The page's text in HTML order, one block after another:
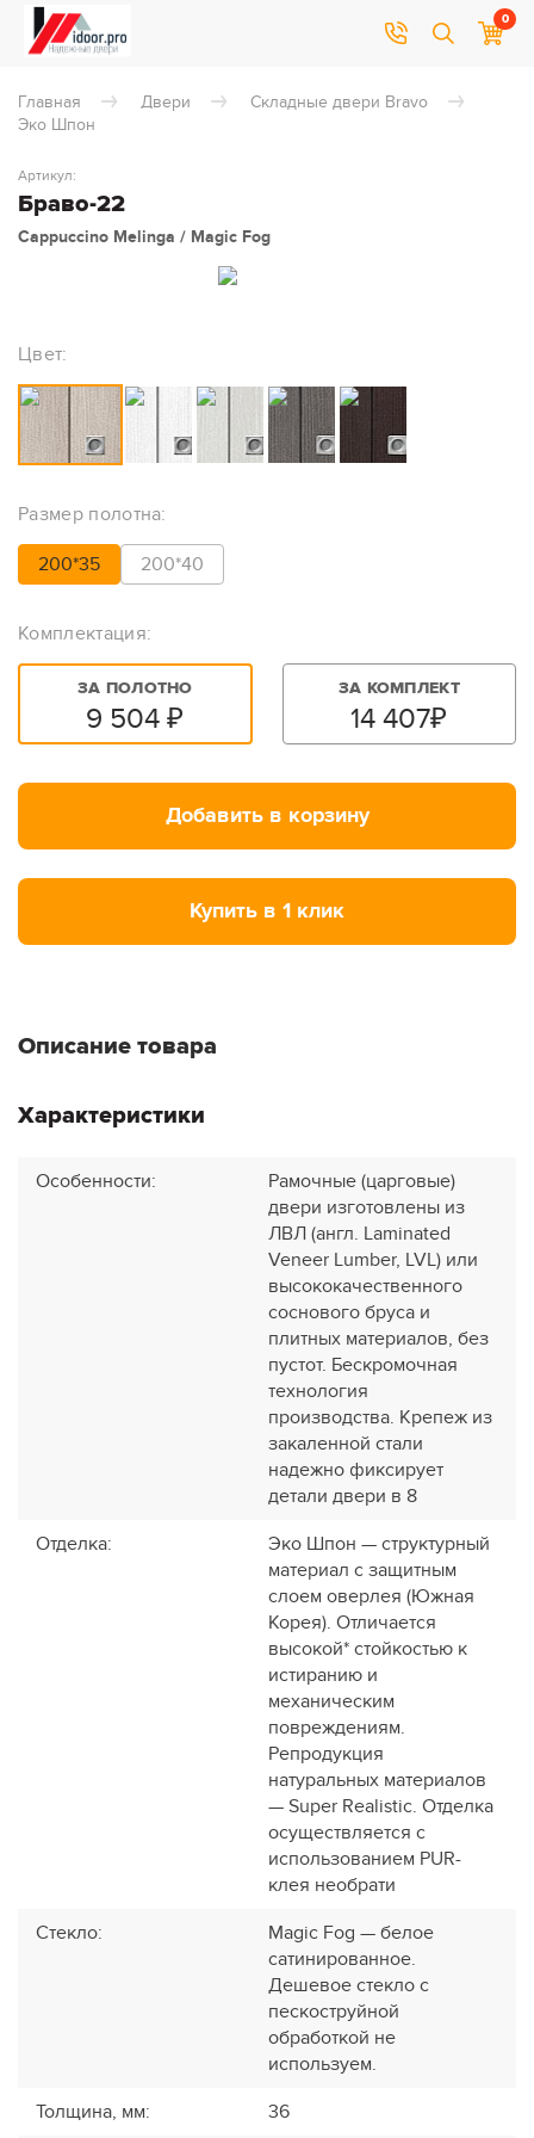
0
Главная Двери
Складные двери Bravo
Эко Шпон
Браво-22
Артикул:
Cappuccino Melinga / Magic Fog
Цвет:
Размер полотна:
200*35 200*40
Комплектация:
ЗА ПОЛОТНО
9 504 ₽
ЗА КОМПЛЕКТ
14 407₽
Добавить в корзину
Купить в 1 клик
Описание товара
Характеристики
Особенности:
Рамочные (царговые)
двери изготовлены из
ЛВЛ (англ. Laminated
Veneer Lumber, LVL) или
высококачественного
соснового бруса и
плитных материалов, без
пустот. Бескромочная
технология
производства. Крепеж из
закаленной стали
надежно фиксирует
детали двери в 8
Отделка:
Эко Шпон — структурный
материал с защитным
слоем оверлея (Южная
Корея). Отличается
высокой* стойкостью к
истиранию и
механическим
повреждениям.
Репродукция
натуральных материалов
— Super Realistic. Отделка
осуществляется с
использованием PUR-
клея необрати
Стекло:
Magic Fog — белое
сатинированное.
Дешевое стекло с
пескоструйной
обработкой не
используем.
Толщина, мм: 36